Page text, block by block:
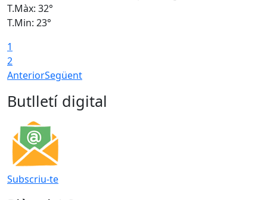
T.Màx: 32°
T.Min: 23°
1
2
AnteriorSegüent
Butlletí digital
Subscriu-te